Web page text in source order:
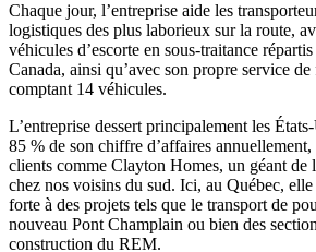
Chaque jour, l’entreprise aide les
logistiques des plus laborieux sur la route,
véhicules d’escorte en sous-traitance
Canada, ainsi qu’avec son propre service
comptant 14 véhicules.
L’entreprise dessert principalement les
85 % de son chiffre d’affaires annuellement,
clients comme Clayton Homes, un géant de
chez nos voisins du sud. Ici, au Québec, elle
forte à des projets tels que le transport de
nouveau Pont Champlain ou bien des
construction du REM.